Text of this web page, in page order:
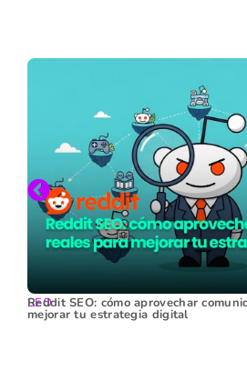
SEO
Reddit SEO: cómo aprovechar
mejorar tu estrategia digital